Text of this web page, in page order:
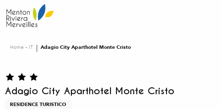
au
contenu
Home – IT Adagio City Aparthotel Monte Cristo
Adagio City Aparthotel Monte Cristo
RESIDENCE TURISTICO